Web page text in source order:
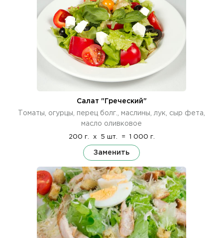
Салат "Греческий"
Томаты, огурцы, перец болг., маслины, лук, сыр фета,
масло оливковое
200 г. x 5 шт. = 1 000 г.
Заменить